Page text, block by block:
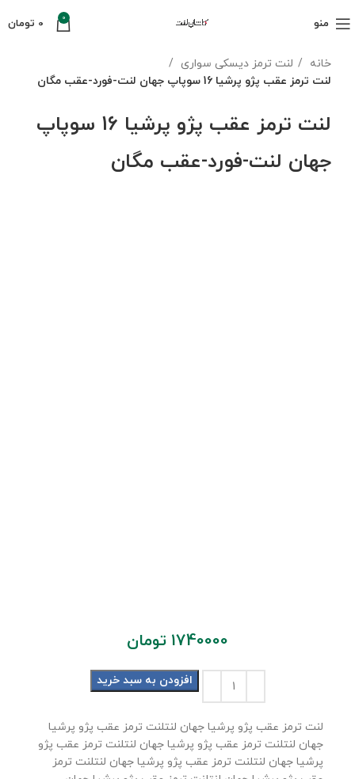
منو 0
0 تومان
خانه
لنت ترمز دیسکی سواری
لنت ترمز عقب پژو پرشیا 16 سوپاپ جهان لنت-فورد-عقب مگان
لنت ترمز عقب پژو پرشیا 16 سوپاپ
جهان لنت-فورد-عقب مگان
1740000 تومان
افزودن به سبد خرید
لنت ترمز عقب پژو پرشیا جهان لنتلنت ترمز عقب پژو پرشیا
جهان لنتلنت ترمز عقب پژو پرشیا جهان لنتلنت ترمز عقب پژو
پرشیا جهان لنتلنت ترمز عقب پژو پرشیا جهان لنتلنت ترمز